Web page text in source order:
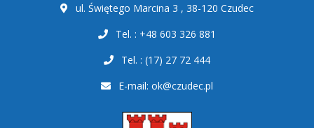
ul. Świętego Marcina 3 , 38-120 Czudec
Tel. : +48 603 326 881
Tel. : (17) 27 72 444
E-mail: ok@czudec.pl